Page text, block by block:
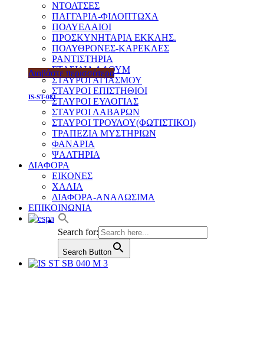
ΝΤΟΛΤΣΕΣ
ΠΑΓΓΑΡΙΑ-ΦΙΛΟΠΤΩΧΑ
ΠΟΛΥΕΛΑΙΟΙ
ΠΡΟΣΚΥΝΗΤΑΡΙΑ ΕΚΚΛΗΣ.
ΠΟΛΥΘΡΟΝΕΣ-ΚΑΡΕΚΛΕΣ
ΡΑΝΤΙΣΤΗΡΙΑ
ΣΤΑΣΙΔΙΑ ΑΛΟΥΜ
ΣΤΑΥΡΟΙ ΑΓΙΑΣΜΟΥ
ΣΤΑΥΡΟΙ ΕΠΙΣΤΗΘΙΟΙ
ΣΤΑΥΡΟΙ ΕΥΛΟΓΙΑΣ
ΣΤΑΥΡΟΙ ΛΑΒΑΡΩΝ
ΣΤΑΥΡΟΙ ΤΡΟΥΛΟΥ(ΦΩΤΙΣΤΙΚΟΙ)
ΤΡΑΠΕΖΙΑ ΜΥΣΤΗΡΙΩΝ
ΦΑΝΑΡΙΑ
ΨΑΛΤΗΡΙΑ
ΔΙΑΦΟΡΑ
ΕΙΚΟΝΕΣ
ΧΑΛΙΑ
ΔΙΑΦΟΡΑ-ΑΝΑΛΩΣΙΜΑ
ΕΠΙΚΟΙΝΩΝΙΑ
Search for:
Search Button
Διαβάστε περισσότερα
IS-ST-081